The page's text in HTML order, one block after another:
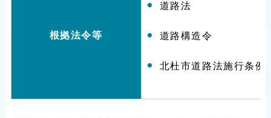
根拠法令等
道路法
道路構造令
北杜市道路法施行条例